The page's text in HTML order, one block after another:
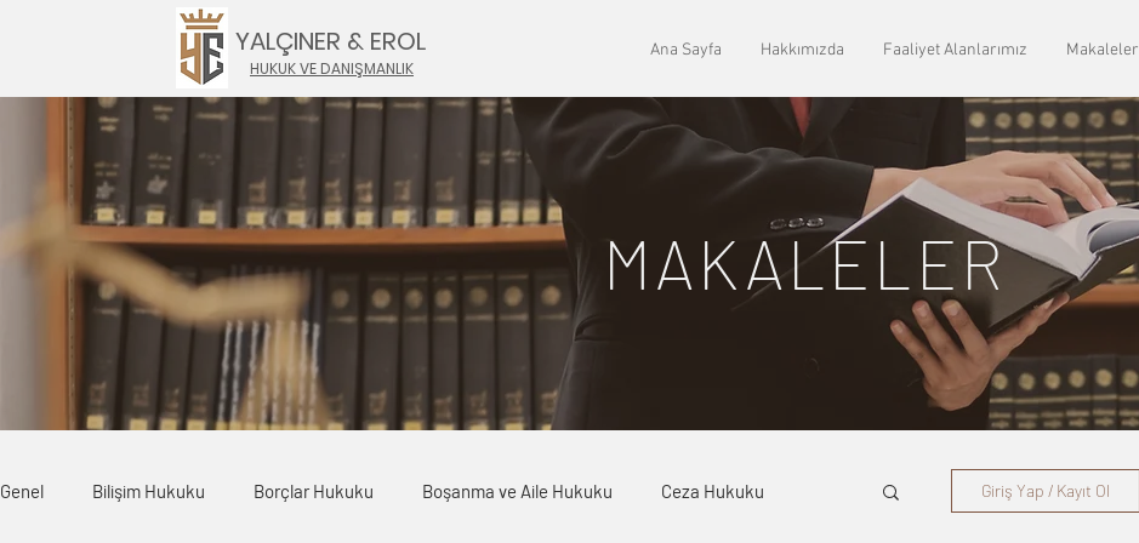
YALÇINER & EROL
HUKUK VE DANIŞMANLIK
Ana Sayfa Hakkımızda Faaliyet Alanlarımız Makaleler
MAKALELER
Genel Bilişim Hukuku Borçlar Hukuku Boşanma ve Aile Hukuku Ceza Hukuku Giriş Yap / Kayıt Ol